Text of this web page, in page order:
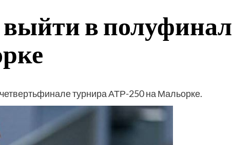
в полуфинал
турнира АТР-250 на Мальорке.